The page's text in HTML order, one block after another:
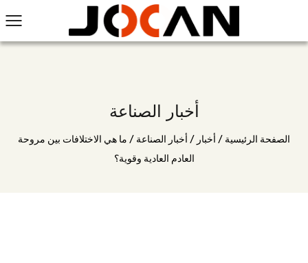
أخبار الصناعة
الصفحة الرئيسية / أخبار / أخبار الصناعة / ما هي الاختلافات بين مروحة
العادم العادية وقوية؟